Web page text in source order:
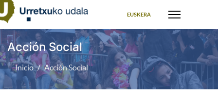
EUSKERA
Acción Social
Inicio Acción Social